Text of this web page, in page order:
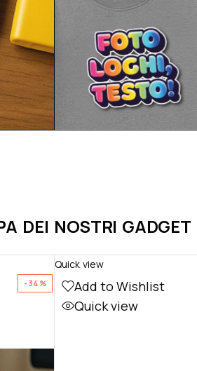
DEI NOSTRI
-34%
Add to Wishlist
Quick view
Quick view